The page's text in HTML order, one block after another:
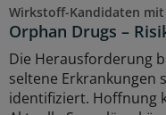
Wirkstoff-Kandidaten
Orphan Drugs –
Die Herausforderung
seltene Erkrankungen
identifiziert. Hoffnung